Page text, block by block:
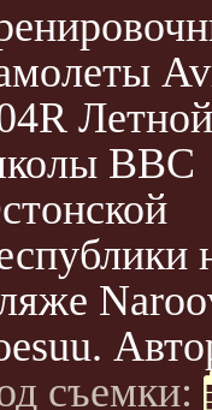
Летной
ВВС
съемки: